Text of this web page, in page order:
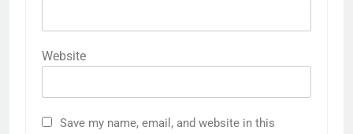
Website
Save my name, email, and website in this